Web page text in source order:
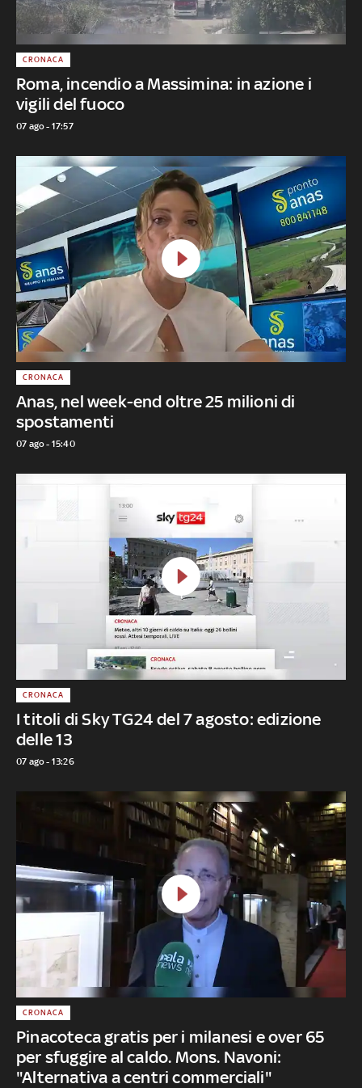
Roma, incendio a Massimina: in azione i
vigili del fuoco
CRONACA
07 ago - 17:57
Anas, nel week-end oltre 25 milioni di
spostamenti
CRONACA
07 ago - 15:40
I titoli di Sky TG24 del 7 agosto: edizione
delle 13
CRONACA
07 ago - 13:26
Pinacoteca gratis per i milanesi e over 65
per sfuggire al caldo. Mons. Navoni:
"Alternativa a centri commerciali"
CRONACA